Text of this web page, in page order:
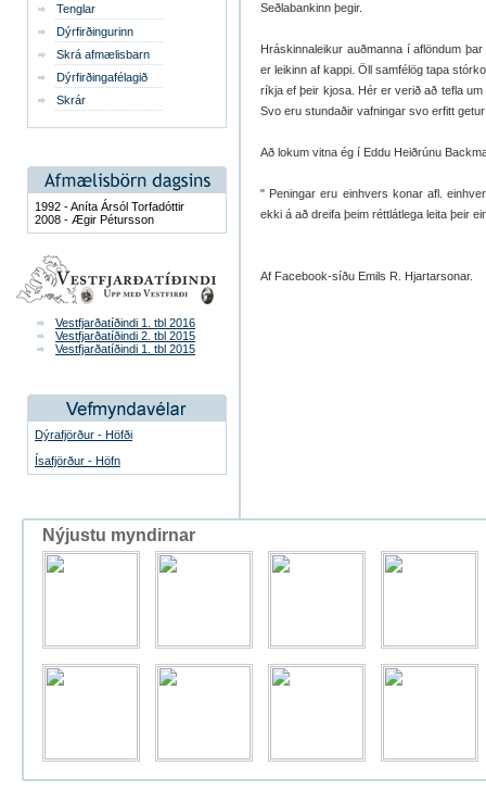
Tenglar
Dýrfirðingurinn
Skrá afmælisbarn
Dýrfirðingafélagið
Skrár
1992 - Aníta Ársól Torfadóttir
2008 - Ægir Pétursson
Vestfjarðatíðindi 1. tbl 2016
Vestfjarðatíðindi 2. tbl 2015
Vestfjarðatíðindi 1. tbl 2015
Dýrafjörður - Höfði
Ísafjörður - Höfn
Seðlabankinn þegir.
Hráskinnaleikur auðmanna í aflöndum
er leikinn af kappi. Öll samfélög tapa
ríkja ef þeir kjosa. Hér er verið að tefla
Svo eru stundaðir vafningar svo erfitt
Að lokum vitna ég í Eddu Heiðrúnu
" Peningar eru einhvers konar afl.
ekki á að dreifa þeim réttlátlega leita þeir
Af Facebook-síðu Emils R. Hjartarsonar.
Nýjustu myndirnar